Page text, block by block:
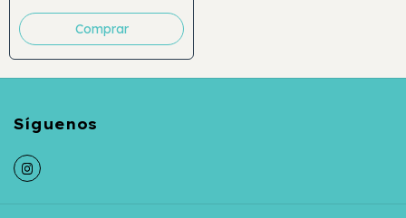
Comprar